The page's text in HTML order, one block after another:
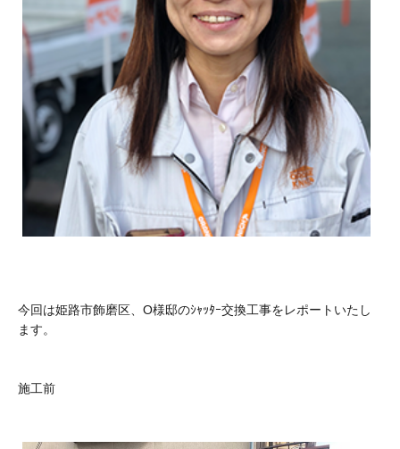
今回は姫路市飾磨区、O様邸のｼｬｯﾀｰ交換工事をレポートいたし
ます。
施工前